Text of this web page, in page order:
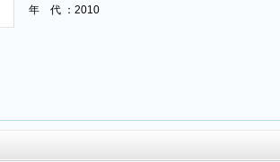
年 代 ：2010